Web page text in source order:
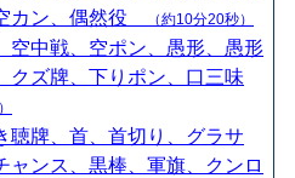
カン、偶然役
（約10分20秒）
空中戦、空ポン、愚形、愚形
クズ牌、下りポン、口三味
聴牌、首、首切り、グラサ
ャンス、黒棒、軍旗、クンロ